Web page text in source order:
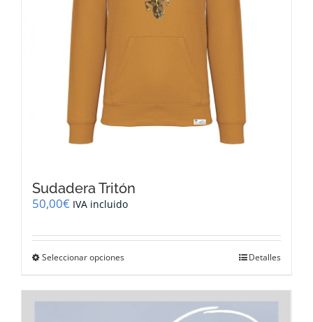
producto
Sudadera Tritón
50,00€ IVA incluido
Seleccionar opciones
múltiples
Detalles